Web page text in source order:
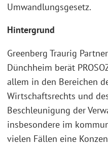
Umwandlungsgesetz.
Hintergrund
Greenberg Traurig
Dünchheim berät
allem in den Bereichen
Wirtschaftsrechts und
Beschleunigung der
insbesondere im
vielen Fällen eine